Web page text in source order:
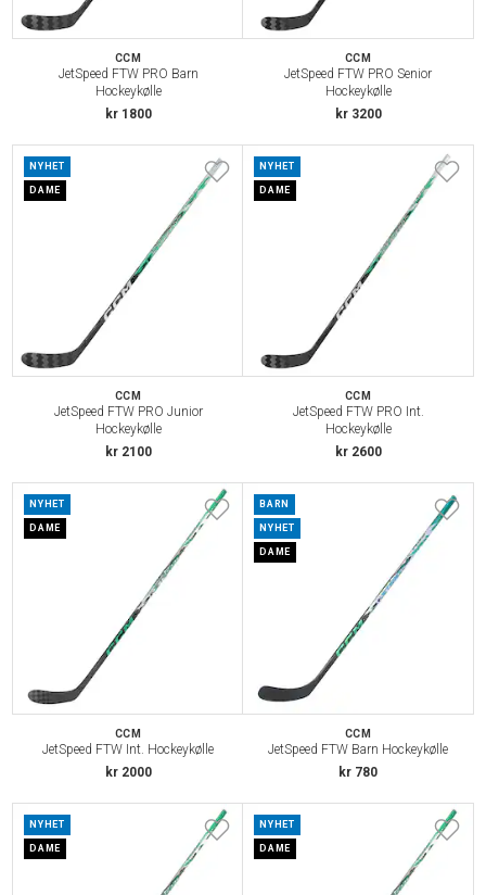
CCM
JetSpeed FTW PRO Barn
Hockeykølle
kr 1800
CCM
JetSpeed FTW PRO Senior
Hockeykølle
kr 3200
NYHET
DAME
CCM
JetSpeed FTW PRO Junior
Hockeykølle
kr 2100
NYHET
DAME
CCM
JetSpeed FTW PRO Int.
Hockeykølle
kr 2600
NYHET
DAME
CCM
JetSpeed FTW Int. Hockeykølle
kr 2000
BARN
NYHET
DAME
CCM
JetSpeed FTW Barn Hockeykølle
kr 780
NYHET
DAME
NYHET
DAME